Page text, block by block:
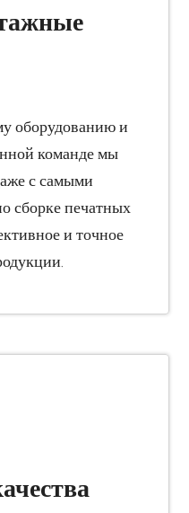
оборудованию и
команде мы
с самыми
сборке печатных
и точное